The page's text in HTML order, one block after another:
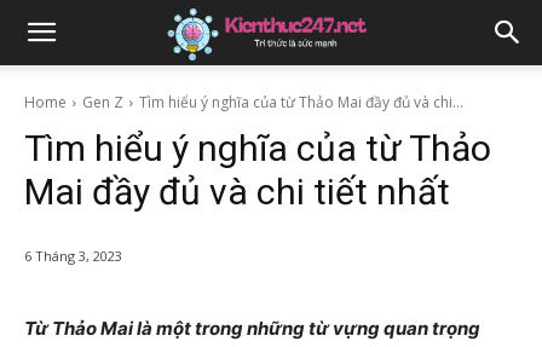
Home Gen Z Tìm hiểu ý nghĩa của từ Thảo Mai đầy đủ và chi...
Tìm hiểu ý nghĩa của từ Thảo
Mai đầy đủ và chi tiết nhất
6 Tháng 3, 2023
Từ Thảo Mai là một trong những từ vựng quan trọng